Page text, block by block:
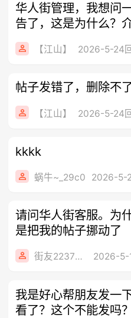
华人街管理，我想问
告了，这是为什么？
有房
【江山】 2026-5-24
帖子发错了，删除不
【江山】 2026-5-24
kkkk
蜗牛~_29c0 2026-5-
请问华人街客服。为
是把我的帖子挪动了
街友22372532 2026-5-
我是好心帮朋友发一
看了？这个不能发吗